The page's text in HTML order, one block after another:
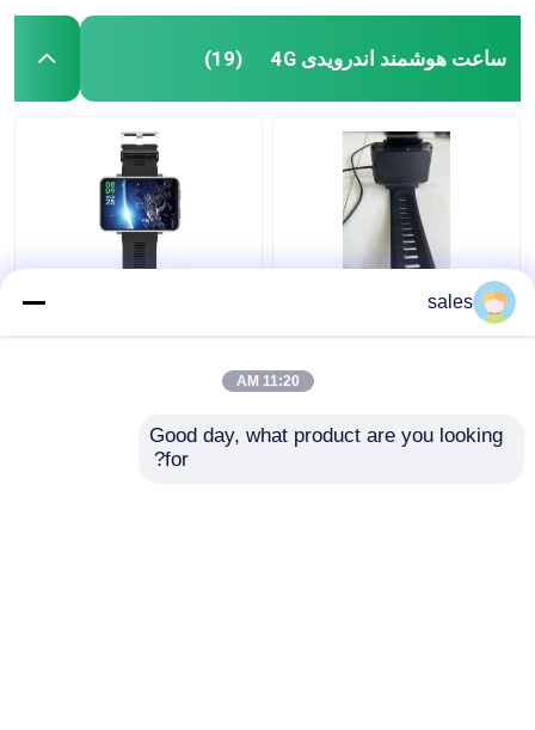
ساعت هوشمند اندرویدی 4G (19)
موبایل اندروید IOS
sales
11:20 AM
Good day, what product are you looking
for?